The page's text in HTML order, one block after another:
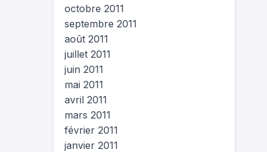
octobre 2011
septembre 2011
août 2011
juillet 2011
juin 2011
mai 2011
avril 2011
mars 2011
février 2011
janvier 2011